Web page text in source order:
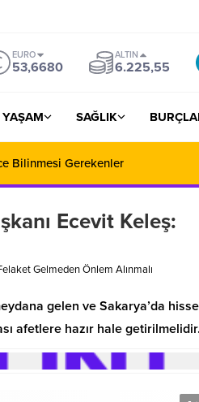
EURO
53,6680
ALTIN
6.225,55
YAŞAM SAĞLIK
Bilinmesi Gerekenler
Ecevit Keleş:
Gelmeden Önlem Alınmalı
gelen ve Sakarya’da
afetlere hazır hale getirilmelidir.